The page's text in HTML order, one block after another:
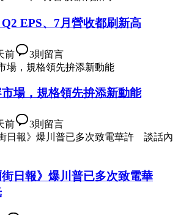
EPS、7月營收都刷新高
前 3則留言
場，規格領先拚添新動能
前 3則留言
日報》爆川普已多次致電華